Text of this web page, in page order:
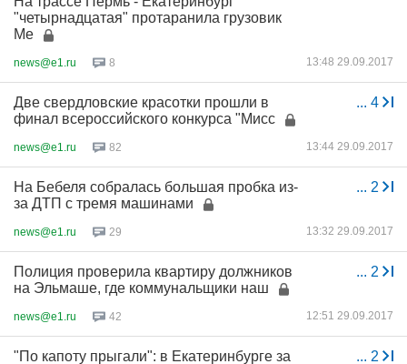
"четырнадцатая" протаранила грузовик
Me
news@e1.ru 8 13:48 29.09.2017
... 4
Две свердловские красотки прошли в
финал всероссийского конкурса "Мисс
news@e1.ru 82 13:44 29.09.2017
... 2
На Бебеля собралась большая пробка из-
за ДТП с тремя машинами
news@e1.ru 29 13:32 29.09.2017
... 2
Полиция проверила квартиру должников
на Эльмаше, где коммунальщики наш
news@e1.ru 42 12:51 29.09.2017
... 2
"По капоту прыгали": в Екатеринбурге за